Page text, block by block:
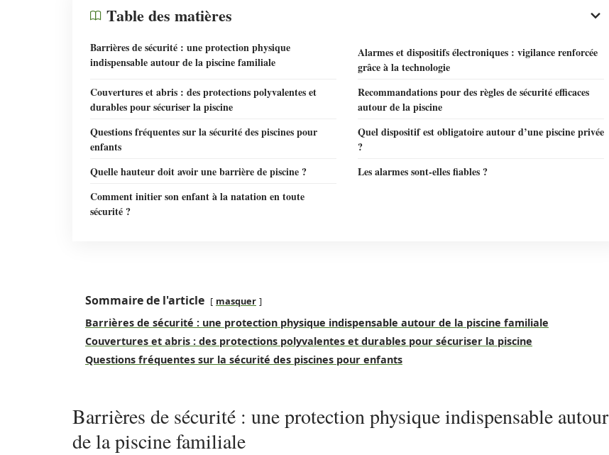
Table des matières
Barrières de sécurité : une protection physique
indispensable autour de la piscine familiale
Alarmes et dispositifs électroniques : vigilance renforcée
grâce à la technologie
Couvertures et abris : des protections polyvalentes et
durables pour sécuriser la piscine
Recommandations pour des règles de sécurité efficaces
autour de la piscine
Questions fréquentes sur la sécurité des piscines pour
enfants
Quel dispositif est obligatoire autour d’une piscine privée
?
Quelle hauteur doit avoir une barrière de piscine ?
Les alarmes sont-elles fiables ?
Comment initier son enfant à la natation en toute
sécurité ?
Sommaire de l'article masquer
Barrières de sécurité : une protection physique indispensable autour de la piscine familiale
Couvertures et abris : des protections polyvalentes et durables pour sécuriser la piscine
Questions fréquentes sur la sécurité des piscines pour enfants
Barrières de sécurité : une protection physique indispensable autour
de la piscine familiale